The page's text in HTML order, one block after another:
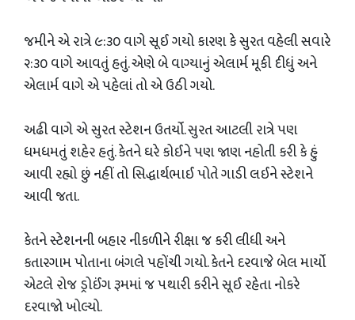
જમીને એ રાત્રે ૯:૩૦ વાગે સૂઈ ગયો કારણ કે સુરત વહેલી સવારે
૨:૩૦ વાગે આવતું હતું. એણે બે વાગ્યાનું એલાર્મ મૂકી દીધું અને
એલાર્મ વાગે એ પહેલાં તો એ ઉઠી ગયો.
અઢી વાગે એ સુરત સ્ટેશન ઉતર્યો. સુરત આટલી રાત્રે પણ
ધમધમતું શહેર હતું. કેતને ઘરે કોઈને પણ જાણ નહોતી કરી કે હું
આવી રહ્યો છું નહીં તો સિદ્ધાર્થભાઈ પોતે ગાડી લઈને સ્ટેશને
આવી જતા.
કેતને સ્ટેશનની બહાર નીકળીને રીક્ષા જ કરી લીધી અને
કતારગામ પોતાના બંગલે પહોંચી ગયો. કેતને દરવાજે બેલ માર્યો
એટલે રોજ ડ્રોઈંગ રૂમમાં જ પથારી કરીને સૂઈ રહેતા નોકરે
દરવાજો ખોલ્યો.